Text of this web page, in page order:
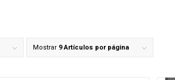
Mostrar 9 Artículos por página